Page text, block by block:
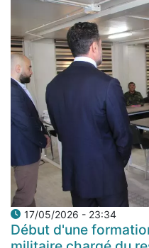
17/05/2026 - 23:34
Début d'une